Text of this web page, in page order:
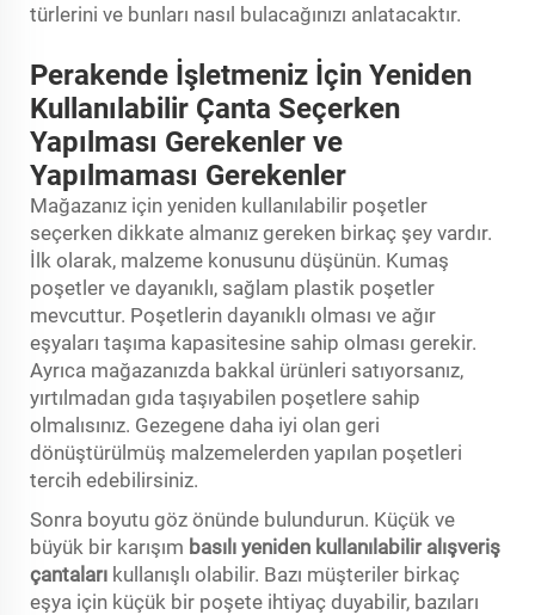
türlerini ve bunları nasıl bulacağınızı anlatacaktır.
Perakende İşletmeniz İçin Yeniden
Kullanılabilir Çanta Seçerken
Yapılması Gerekenler ve
Yapılmaması Gerekenler
Mağazanız için yeniden kullanılabilir poşetler
seçerken dikkate almanız gereken birkaç şey vardır.
İlk olarak, malzeme konusunu düşünün. Kumaş
poşetler ve dayanıklı, sağlam plastik poşetler
mevcuttur. Poşetlerin dayanıklı olması ve ağır
eşyaları taşıma kapasitesine sahip olması gerekir.
Ayrıca mağazanızda bakkal ürünleri satıyorsanız,
yırtılmadan gıda taşıyabilen poşetlere sahip
olmalısınız. Gezegene daha iyi olan geri
dönüştürülmüş malzemelerden yapılan poşetleri
tercih edebilirsiniz.
Sonra boyutu göz önünde bulundurun. Küçük ve
büyük bir karışım basılı yeniden kullanılabilir alışveriş
çantaları kullanışlı olabilir. Bazı müşteriler birkaç
eşya için küçük bir poşete ihtiyaç duyabilir, bazıları